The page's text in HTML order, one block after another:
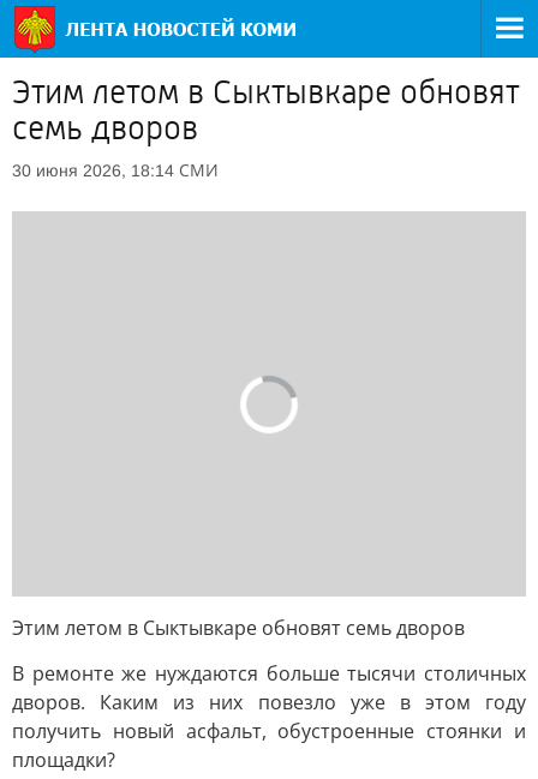
Этим летом в Сыктывкаре обновят
семь дворов
30 июня 2026, 18:14 СМИ
Этим летом в Сыктывкаре обновят семь дворов
В ремонте же нуждаются больше тысячи столичных
дворов. Каким из них повезло уже в этом году
получить новый асфальт, обустроенные стоянки и
площадки?